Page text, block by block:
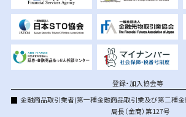
登録・加入協会等
金融商品取引業者(第一種金融商品取引業及び第二種
局長（金商）第127号